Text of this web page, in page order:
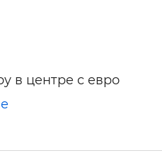
в центре с евро